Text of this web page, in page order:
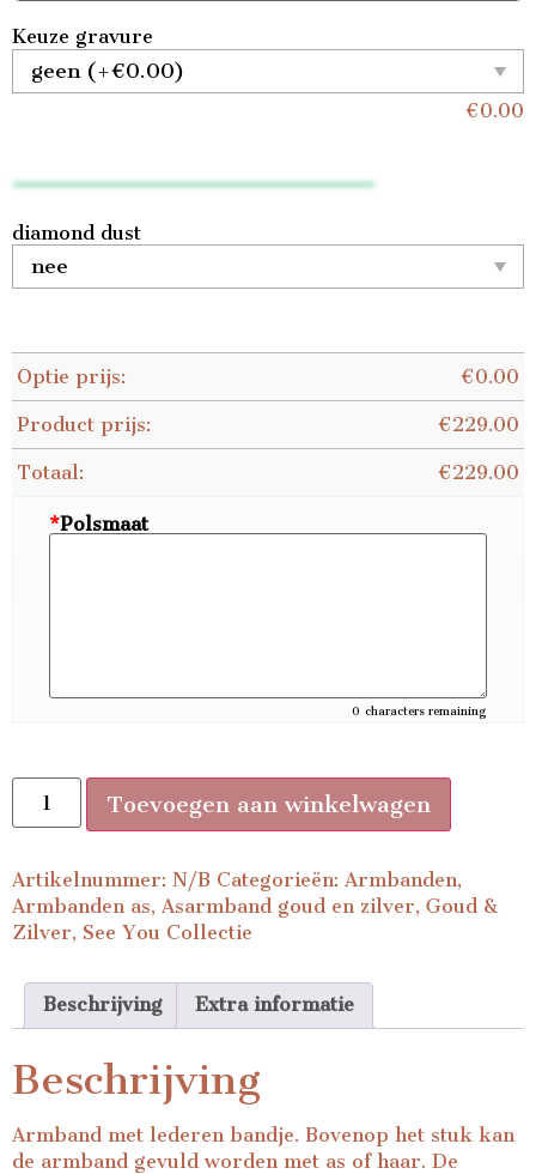
Keuze gravure
€0.00
diamond dust
Optie prijs: €0.00
Product prijs: €229.00
Totaal: €229.00
*Polsmaat
0 characters remaining
Toevoegen aan winkelwagen
Artikelnummer: N/B Categorieën: Armbanden,
Armbanden as, Asarmband goud en zilver, Goud &
Zilver, See You Collectie
Beschrijving Extra informatie
Beschrijving
Armband met lederen bandje. Bovenop het stuk kan
de armband gevuld worden met as of haar. De